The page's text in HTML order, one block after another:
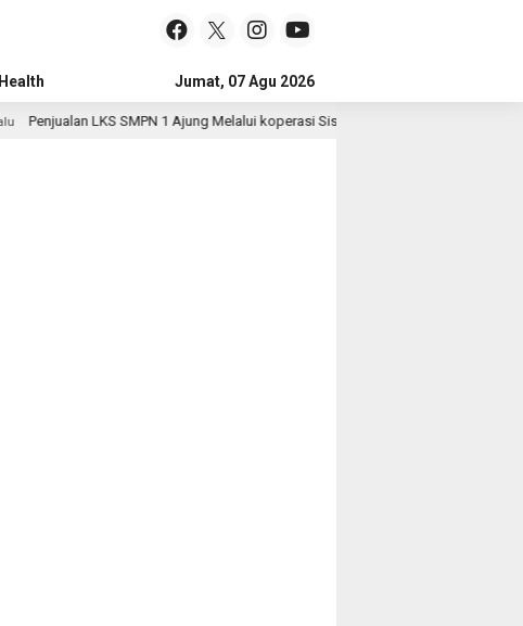
Health Jumat, 07 Agu 2026
Penjualan LKS SMPN 1 Ajung Melalui koperasi Siswa